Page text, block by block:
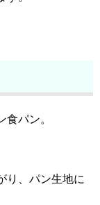
パン。
り、パン生地に